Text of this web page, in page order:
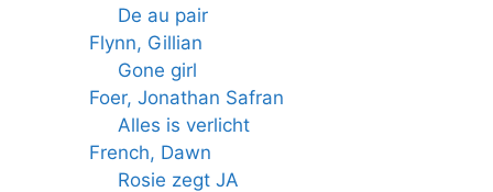
De au pair
Flynn, Gillian
Gone girl
Foer, Jonathan Safran
Alles is verlicht
French, Dawn
Rosie zegt JA